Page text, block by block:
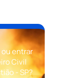
entrar
Civil
- SP?